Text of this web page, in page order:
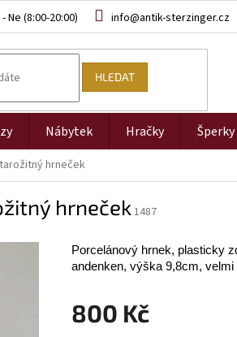
info@antik-sterzinger.cz
HLEDAT
Nábytek Hračky Šperky
hrneček
hrneček 1487
800 Kč
Porcelánový hrnek, plasticky
andenken, výška 9,8cm, velmi